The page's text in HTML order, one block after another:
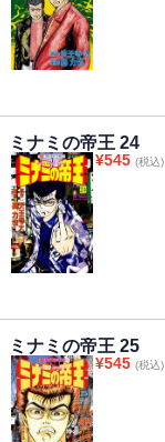
ミナミの帝王 24
¥545 (税込)
ミナミの帝王 25
¥545 (税込)